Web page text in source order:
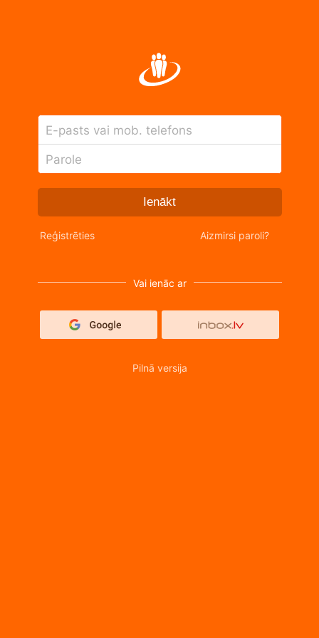
E-pasts vai mob. telefons
Parole
Ienākt
Reģistrēties Aizmirsi paroli?
Vai ienāc ar
Pilnā versija